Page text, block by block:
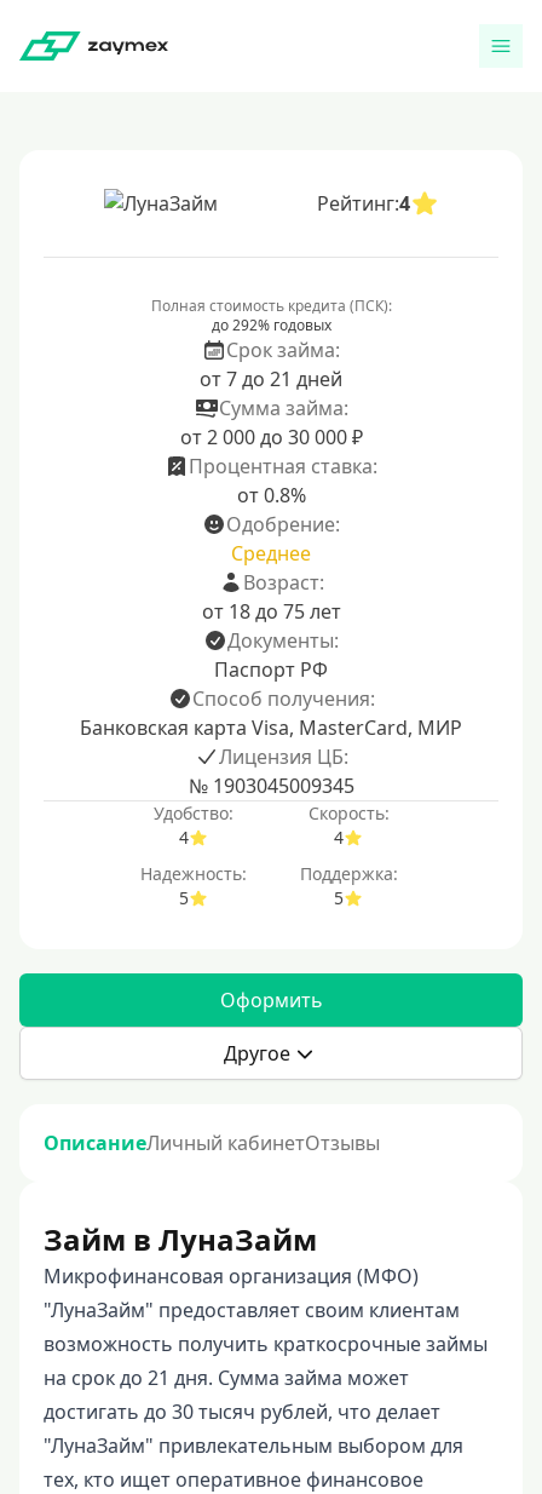
Рейтинг:4
Полная стоимость кредита (ПСК):
до 292% годовых
Срок займа:
от 7 до 21 дней
Сумма займа:
от 2 000 до 30 000 ₽
Процентная ставка:
от 0.8%
Одобрение:
Среднее
Возраст:
от 18 до 75 лет
Документы:
Паспорт РФ
Способ получения:
Банковская карта Visa, MasterCard, МИР
Лицензия ЦБ:
№ 1903045009345
Удобство:
4
Скорость:
4
Надежность:
5
Поддержка:
5
Оформить
Другое
ОписаниеЛичный кабинетОтзывы
Займ в ЛунаЗайм
Микрофинансовая организация (МФО)
"ЛунаЗайм" предоставляет своим клиентам
возможность получить краткосрочные займы
на срок до 21 дня. Сумма займа может
достигать до 30 тысяч рублей, что делает
"ЛунаЗайм" привлекательным выбором для
тех, кто ищет оперативное финансовое